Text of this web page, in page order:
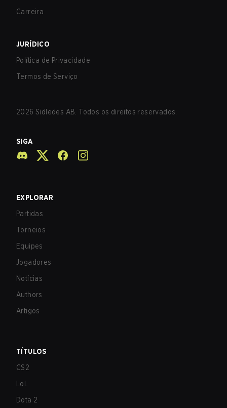
Carreira
JURÍDICO
Política de Privacidade
Termos de Serviço
2026 Sidledes AB. Todos os direitos reservados.
SIGA
EXPLORAR
Partidas
Torneios
Equipes
Jogadores
Notícias
Authors
Artigos
TÍTULOS
CS2
LoL
Dota 2